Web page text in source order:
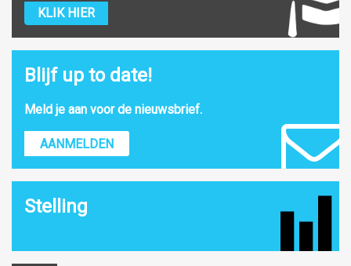
KLIK HIER
Blijf up to date!
Meld je aan voor de nieuwsbrief.
AANMELDEN
Stelling